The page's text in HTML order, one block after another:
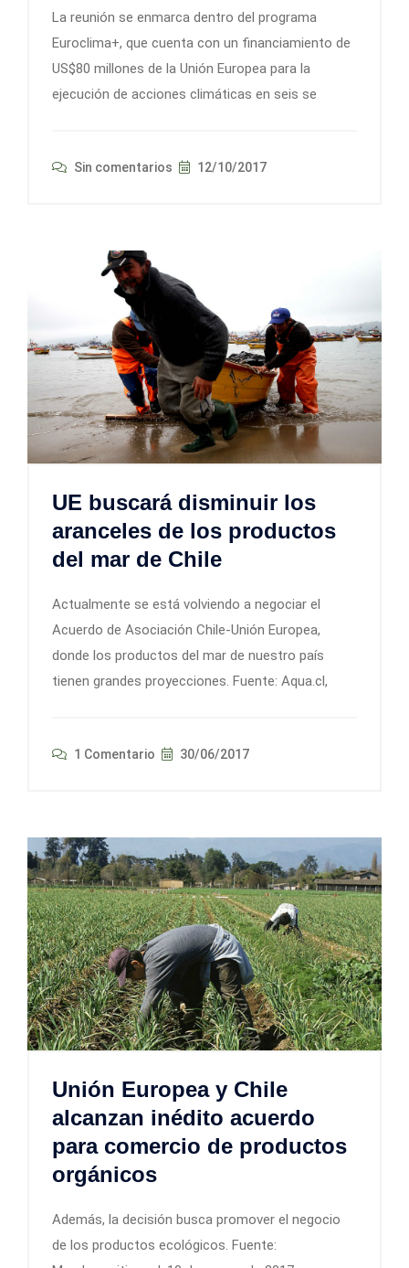
La reunión se enmarca dentro del programa
Euroclima+, que cuenta con un financiamiento de
US$80 millones de la Unión Europea para la
ejecución de acciones climáticas en seis se
Sin comentarios 12/10/2017
UE buscará disminuir los
aranceles de los productos
del mar de Chile
Actualmente se está volviendo a negociar el
Acuerdo de Asociación Chile-Unión Europea,
donde los productos del mar de nuestro país
tienen grandes proyecciones. Fuente: Aqua.cl,
1 Comentario 30/06/2017
Unión Europea y Chile
alcanzan inédito acuerdo
para comercio de productos
orgánicos
Además, la decisión busca promover el negocio
de los productos ecológicos. Fuente: